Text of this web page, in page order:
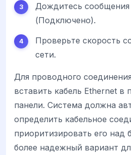
Дождитесь сообщения
(Подключено).
Проверьте скорость
сети.
Для проводного
вставить кабель Ethernet в
панели. Система должна
определить кабельное
приоритизировать его
более надежный вариант